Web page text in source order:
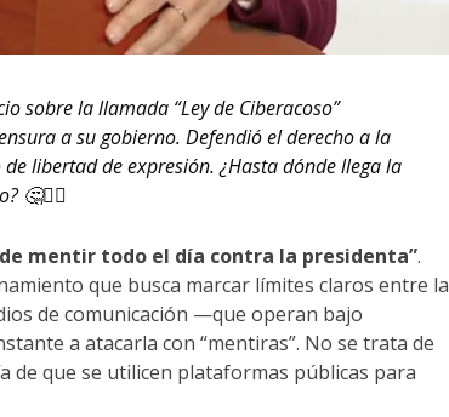
sobre la llamada “Ley de Ciberacoso”
a su gobierno. Defendió el derecho a la
libertad de expresión. ¿Hasta dónde llega la
🤔🧑‍⚖️
mentir todo el día contra la presidenta”.
que busca marcar límites claros entre la
de comunicación —que operan bajo
a atacarla con “mentiras”. No se trata de
de que se utilicen plataformas públicas para